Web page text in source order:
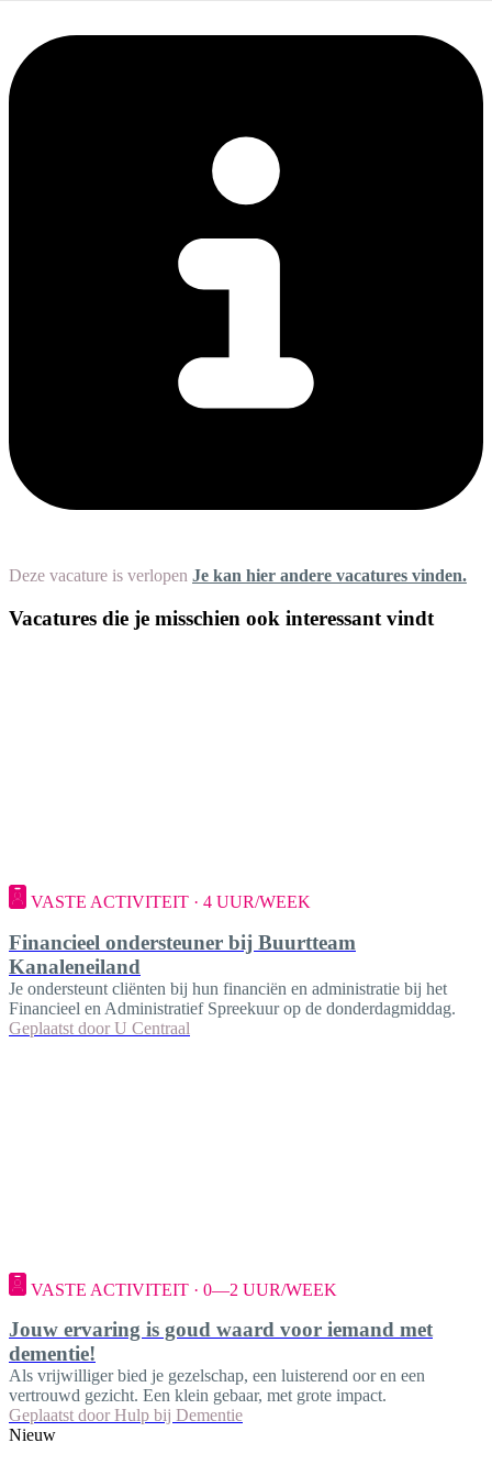
Deze vacature is verlopen Je kan hier andere vacatures vinden.
Vacatures die je misschien ook interessant vindt
VASTE ACTIVITEIT · 4 UUR/WEEK
Financieel ondersteuner bij Buurtteam
Kanaleneiland
Je ondersteunt cliënten bij hun financiën en administratie bij het
Financieel en Administratief Spreekuur op de donderdagmiddag.
Geplaatst door U Centraal
VASTE ACTIVITEIT · 0—2 UUR/WEEK
Jouw ervaring is goud waard voor iemand met
dementie!
Als vrijwilliger bied je gezelschap, een luisterend oor en een
vertrouwd gezicht. Een klein gebaar, met grote impact.
Geplaatst door Hulp bij Dementie
Nieuw